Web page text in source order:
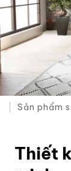
Sản phẩm
Thiết